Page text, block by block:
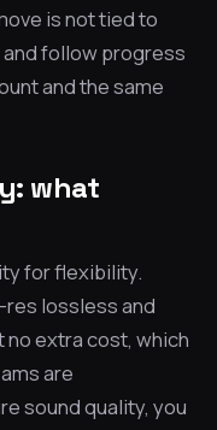
is not tied to
and follow progress
and the same
what
for flexibility.
lossless and
no extra cost, which
are
sound quality, you